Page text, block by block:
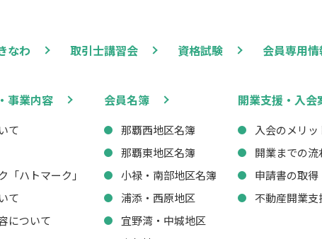
なわ 取引士講習会 資格試験 会員専用
事業内容
て
「ハトマーク」
て
について
会員名簿
那覇西地区名簿
那覇東地区名簿
小禄・南部地区名簿
浦添・西原地区
宜野湾・中城地区
開業支援・入会
入会のメリッ
開業までの流
申請書の取得
不動産開業支